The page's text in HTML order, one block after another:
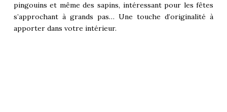
pingouins et même des sapins, intéressant pour les fêtes
s’approchant à grands pas… Une touche d’originalité à
apporter dans votre intérieur.